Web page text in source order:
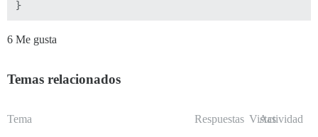
6 Me gusta
Temas relacionados
Tema Respuestas Vistas
Actividad